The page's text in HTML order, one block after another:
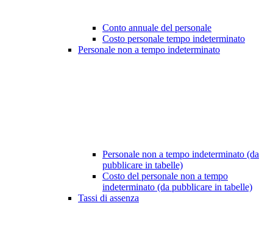
Conto annuale del personale
Costo personale tempo indeterminato
Personale non a tempo indeterminato
Personale non a tempo indeterminato (da
pubblicare in tabelle)
Costo del personale non a tempo
indeterminato (da pubblicare in tabelle)
Tassi di assenza